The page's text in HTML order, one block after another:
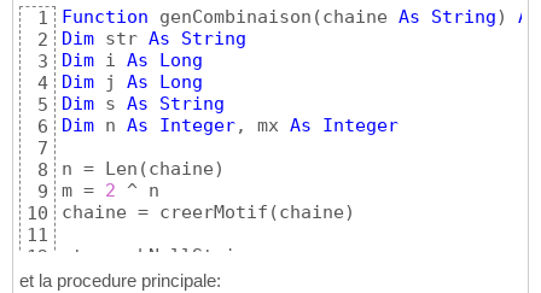
1
2
3
4
5
6
7
8
9
10
11
12
13
Function genCombinaison (chaine As String)
As
Dim str As
String
Dim i As
Long
Dim j As
Long
Dim s As
String
Dim n As Integer, mx As
Integer
n = Len (chaine)
m = 2 ^ n
chaine = creerMotif (chaine)
str = vbNullString
et la procedure principale: